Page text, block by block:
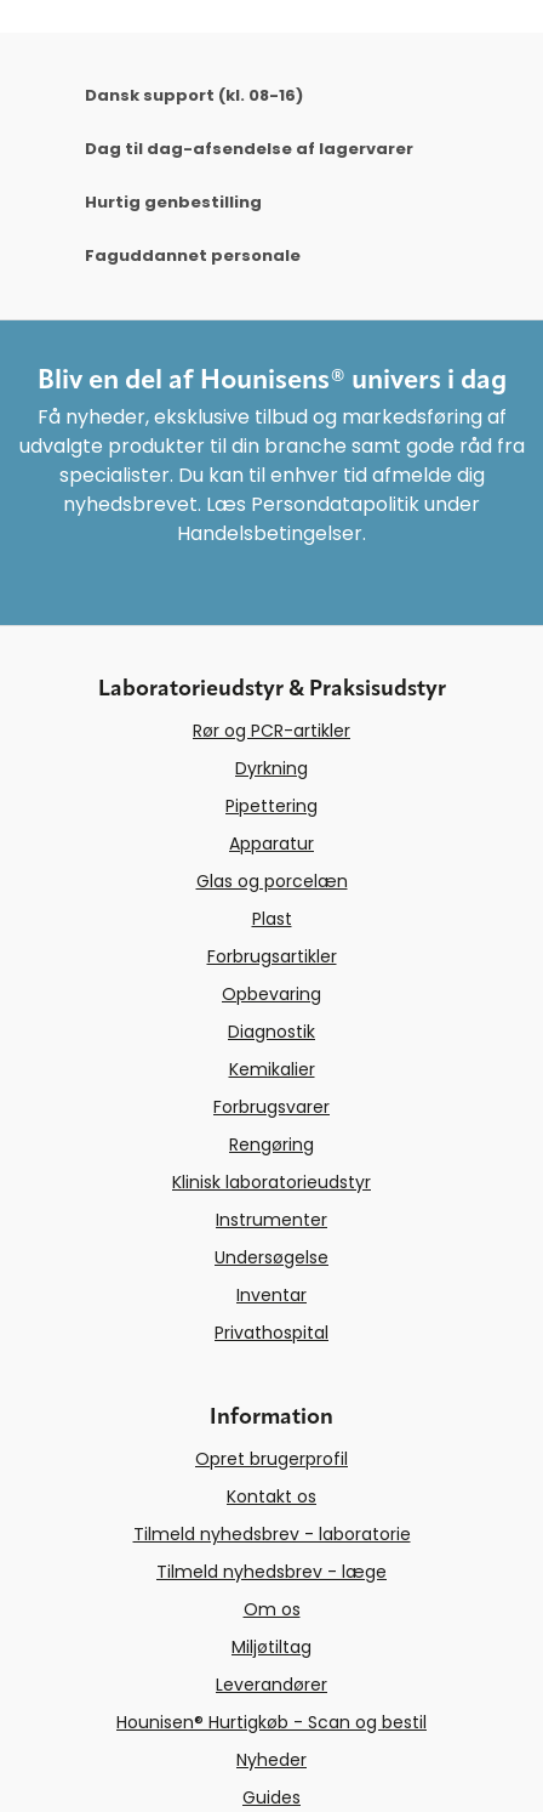
Dansk support (kl. 08-16)
Dag til dag-afsendelse af lagervarer
Hurtig genbestilling
Faguddannet personale
Bliv en del af Hounisens® univers i dag
Få nyheder, eksklusive tilbud og markedsføring af
udvalgte produkter til din branche samt gode råd fra
specialister. Du kan til enhver tid afmelde dig
nyhedsbrevet. Læs Persondatapolitik under
Handelsbetingelser.
Laboratorieudstyr & Praksisudstyr
Rør og PCR-artikler
Dyrkning
Pipettering
Apparatur
Glas og porcelæn
Plast
Forbrugsartikler
Opbevaring
Diagnostik
Kemikalier
Forbrugsvarer
Rengøring
Klinisk laboratorieudstyr
Instrumenter
Undersøgelse
Inventar
Privathospital
Information
Opret brugerprofil
Kontakt os
Tilmeld nyhedsbrev - laboratorie
Tilmeld nyhedsbrev - læge
Om os
Miljøtiltag
Leverandører
Hounisen® Hurtigkøb - Scan og bestil
Nyheder
Guides